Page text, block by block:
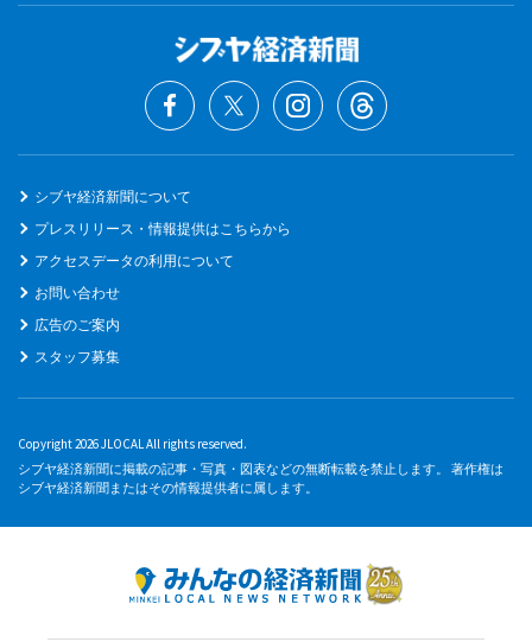
シブヤ経済新聞について
プレスリリース・情報提供はこちらから
アクセスデータの利用について
お問い合わせ
広告のご案内
スタッフ募集
Copyright 2026 JLOCAL All rights reserved.
シブヤ経済新聞に掲載の記事・写真・図表などの無断転載を禁止します。 著作権は
シブヤ経済新聞またはその情報提供者に属します。